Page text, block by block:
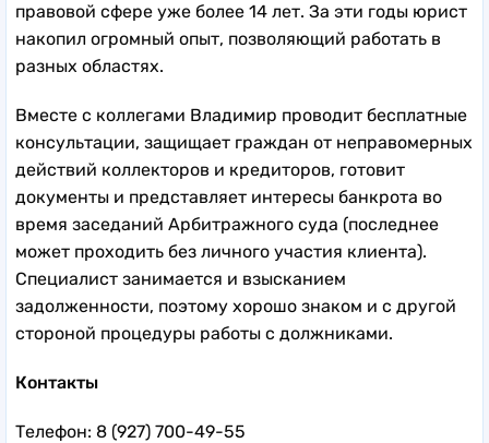
правовой сфере уже более 14 лет. За эти годы юрист
накопил огромный опыт, позволяющий работать в
разных областях.
Вместе с коллегами Владимир проводит бесплатные
консультации, защищает граждан от неправомерных
действий коллекторов и кредиторов, готовит
документы и представляет интересы банкрота во
время заседаний Арбитражного суда (последнее
может проходить без личного участия клиента).
Специалист занимается и взысканием
задолженности, поэтому хорошо знаком и с другой
стороной процедуры работы с должниками.
Контакты
Телефон: 8 (927) 700-49-55